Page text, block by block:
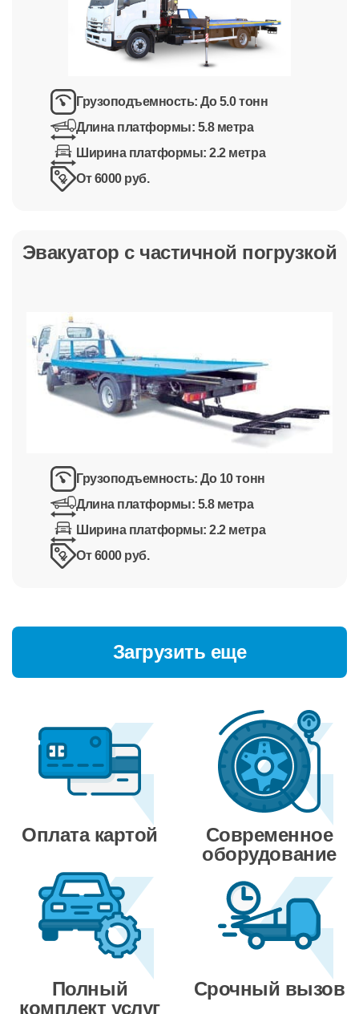
Грузоподъемность:До 5.0 тонн
Длина платформы: 5.8 метра
Ширина платформы:2.2 метра
От 6000 руб.
Эвакуатор с частичной погрузкой
Грузоподъемность:До 10 тонн
Длина платформы: 5.8 метра
Ширина платформы:2.2 метра
От 6000 руб.
Загрузить еще
Оплата картой
Современное
оборудование
Полный
комплект услуг
Срочный вызов